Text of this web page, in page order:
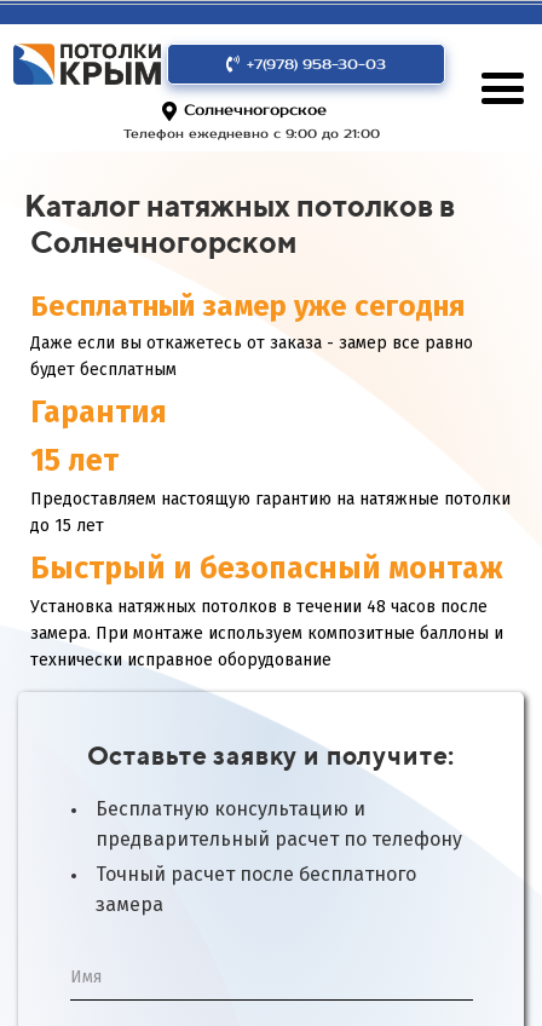
+7(978) 958-30-03
Солнечногорское
Телефон ежедневно с 9:00 до 21:00
Каталог натяжных потолков в
Солнечногорском
Бесплатный замер уже сегодня
Даже если вы откажетесь от заказа - замер все равно
будет бесплатным
Гарантия
15 лет
Предоставляем настоящую гарантию на натяжные потолки
до 15 лет
Быстрый и безопасный монтаж
Установка натяжных потолков в течении 48 часов после
замера. При монтаже используем композитные баллоны и
технически исправное оборудование
Оставьте заявку и получите:
Бесплатную консультацию и
предварительный расчет по телефону
Точный расчет после бесплатного
замера
Имя